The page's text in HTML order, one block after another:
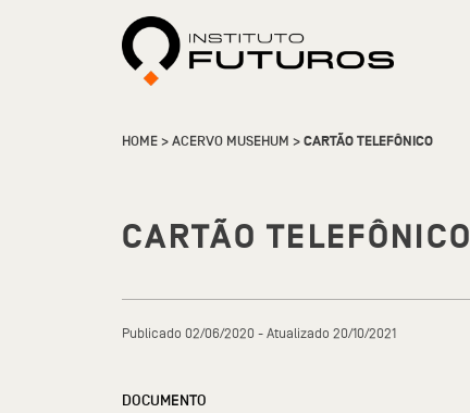
HOME>ACERVO MUSEHUM >CARTÃO TELEFÔNICO
CARTÃO TELEFÔNICO
Publicado 02/06/2020 - Atualizado 20/10/2021
DOCUMENTO